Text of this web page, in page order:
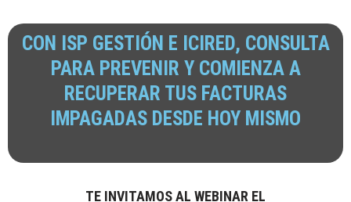
CON ISP GESTIÓN E ICIRED, CONSULTA
PARA PREVENIR Y COMIENZA A
RECUPERAR TUS FACTURAS
IMPAGADAS DESDE HOY MISMO
TE INVITAMOS AL WEBINAR EL